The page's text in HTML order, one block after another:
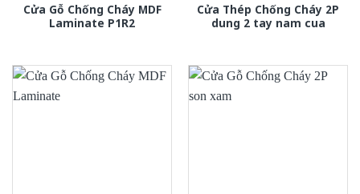
Cửa Gỗ Chống Cháy MDF
Laminate P1R2
Cửa Thép Chống Cháy 2P
dung 2 tay nam cua